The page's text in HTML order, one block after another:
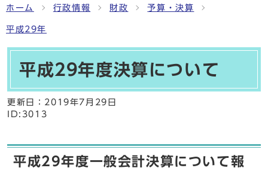
ホーム 行政情報 財政 予算・決算
平成29年
平成29年度決算について
更新日： 2019年7月29日
ID:3013
平成29年度一般会計決算について報